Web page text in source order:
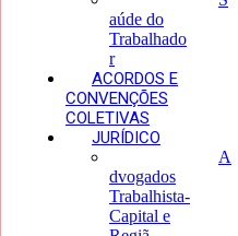
aúde do
Trabalhado
r
ACORDOS E
CONVENÇÕES
COLETIVAS
JURÍDICO
A
dvogados
Trabalhista-
Capital e